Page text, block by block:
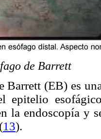
de Barrett
Barrett (EB) es
epitelio
la endoscopía y
13).